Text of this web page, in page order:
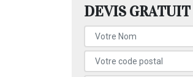
DEVIS GRATUIT